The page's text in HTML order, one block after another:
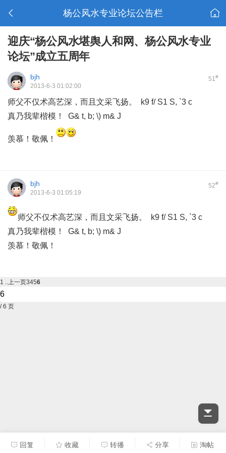
杨公风水专业论坛公告栏
迎庆“杨公风水堪舆人和网、杨公风水专业
论坛”成立五周年
51#
bjh
2013-6-3 01:02:00
师父不仅术高艺深，而且文采飞扬。 k9 f/ S1 S, `3 c
真乃我辈楷模！ G& t, b; \) m& J
羡慕！敬佩！
52#
bjh
2013-6-3 01:05:19
师父不仅术高艺深，而且文采飞扬。 k9 f/ S1 S, `3 c
真乃我辈楷模！ G& t, b; \) m& J
羡慕！敬佩！
1 ..上一页3456
/ 6 页
回复 收藏 转播 分享 淘帖